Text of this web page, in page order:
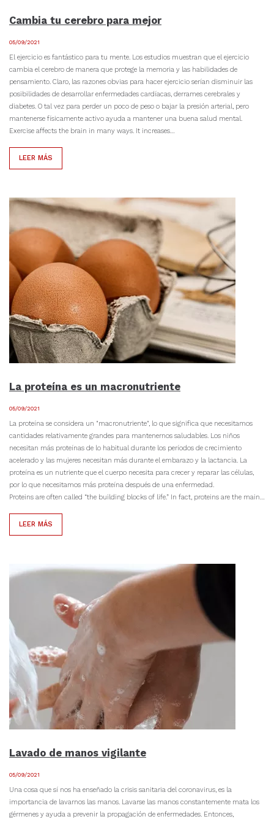
Cambia tu cerebro para mejor
05/09/2021
El ejercicio es fantástico para tu mente. Los estudios muestran que el ejercicio
cambia el cerebro de manera que protege la memoria y las habilidades de
pensamiento. Claro, las razones obvias para hacer ejercicio serían disminuir las
posibilidades de desarrollar enfermedades cardíacas, derrames cerebrales y
diabetes. O tal vez para perder un poco de peso o bajar la presión arterial, pero
mantenerse físicamente activo ayuda a mantener una buena salud mental.
Exercise affects the brain in many ways. It increases…
LEER MÁS
La proteína es un macronutriente
05/09/2021
La proteína se considera un "macronutriente", lo que significa que necesitamos
cantidades relativamente grandes para mantenernos saludables. Los niños
necesitan más proteínas de lo habitual durante los períodos de crecimiento
acelerado y las mujeres necesitan más durante el embarazo y la lactancia. La
proteína es un nutriente que el cuerpo necesita para crecer y reparar las células,
por lo que necesitamos más proteína después de una enfermedad.
Proteins are often called “the building blocks of life.” In fact, proteins are the main…
LEER MÁS
Lavado de manos vigilante
05/09/2021
Una cosa que sí nos ha enseñado la crisis sanitaria del coronavirus, es la
importancia de lavarnos las manos. Lavarse las manos constantemente mata los
gérmenes y ayuda a prevenir la propagación de enfermedades. Entonces,